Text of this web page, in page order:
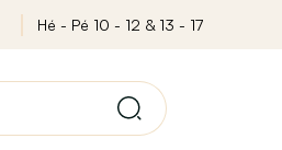
Hé - Pé 10 - 12 & 13 - 17